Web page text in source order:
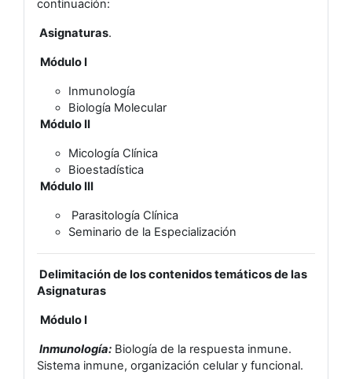
continuación:
Asignaturas.
Módulo I
Inmunología
Biología Molecular
Módulo II
Micología Clínica
Bioestadística
Módulo III
Parasitología Clínica
Seminario de la Especialización
Delimitación de los contenidos temáticos de las
Asignaturas
Módulo I
Inmunología: Biología de la respuesta inmune.
Sistema inmune, organización celular y funcional.